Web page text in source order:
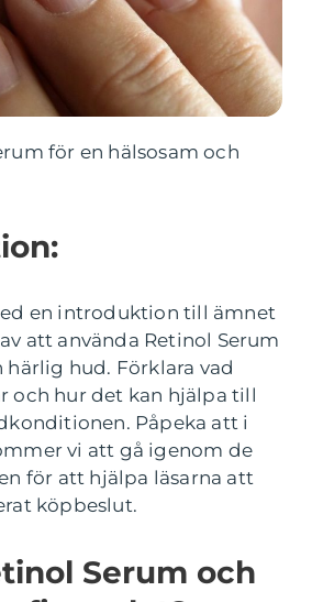
för en hälsosam och
en introduktion till ämnet
att använda Retinol Serum
hud. Förklara vad
och hur det kan hjälpa till
Påpeka att i
vi att gå igenom de
för att hjälpa läsarna att
köpbeslut.
Serum och